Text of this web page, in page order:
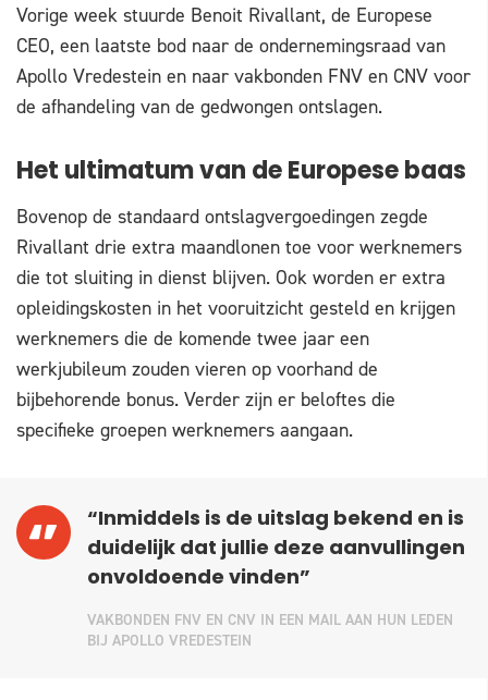
Vorige week stuurde Benoit Rivallant, de Europese
CEO, een laatste bod naar de ondernemingsraad van
Apollo Vredestein en naar vakbonden FNV en CNV voor
de afhandeling van de gedwongen ontslagen.
Het ultimatum van de Europese baas
Bovenop de standaard ontslagvergoedingen zegde
Rivallant drie extra maandlonen toe voor werknemers
die tot sluiting in dienst blijven. Ook worden er extra
opleidingskosten in het vooruitzicht gesteld en krijgen
werknemers die de komende twee jaar een
werkjubileum zouden vieren op voorhand de
bijbehorende bonus. Verder zijn er beloftes die
specifieke groepen werknemers aangaan.
“Inmiddels is de uitslag bekend en is
duidelijk dat jullie deze aanvullingen
onvoldoende vinden”
VAKBONDEN FNV EN CNV IN EEN MAIL AAN HUN LEDEN
BIJ APOLLO VREDESTEIN